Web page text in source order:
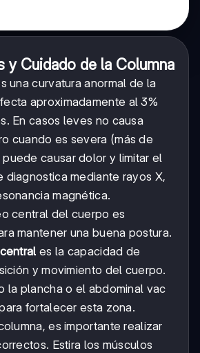
y Cuidado de la Columna
una curvatura anormal de la
aproximadamente al 3%
En casos leves no causa
cuando es severa (más de
causar dolor y limitar el
diagnostica mediante rayos X,
magnética.
central del cuerpo es
mantener una buena postura.
es la capacidad de
y movimiento del cuerpo.
la plancha o el abdominal vac
fortalecer esta zona.
es importante realizar
Estira los músculos